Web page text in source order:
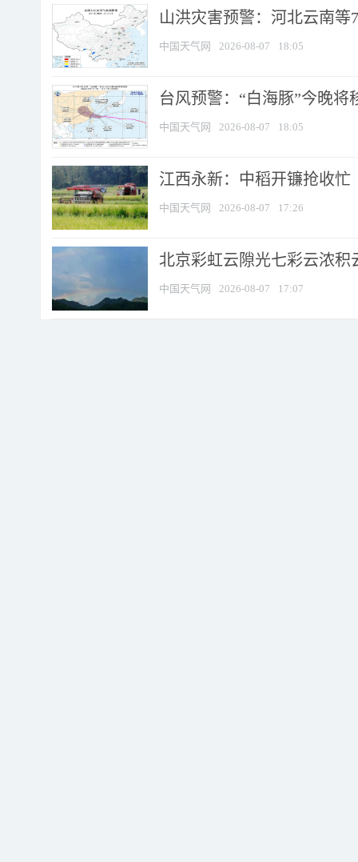
山洪灾害预警：河北云南
中国天气网 2026-08-07 18:05
台风预警：“白海豚”今晚将
中国天气网 2026-08-07 18:05
江西永新：中稻开镰抢收忙
中国天气网 2026-08-07 17:26
北京彩虹云隙光七彩云浓积
中国天气网 2026-08-07 17:07